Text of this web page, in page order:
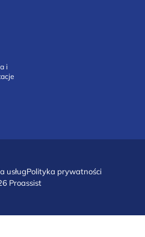
i
usługPolityka prywatności
Proassist